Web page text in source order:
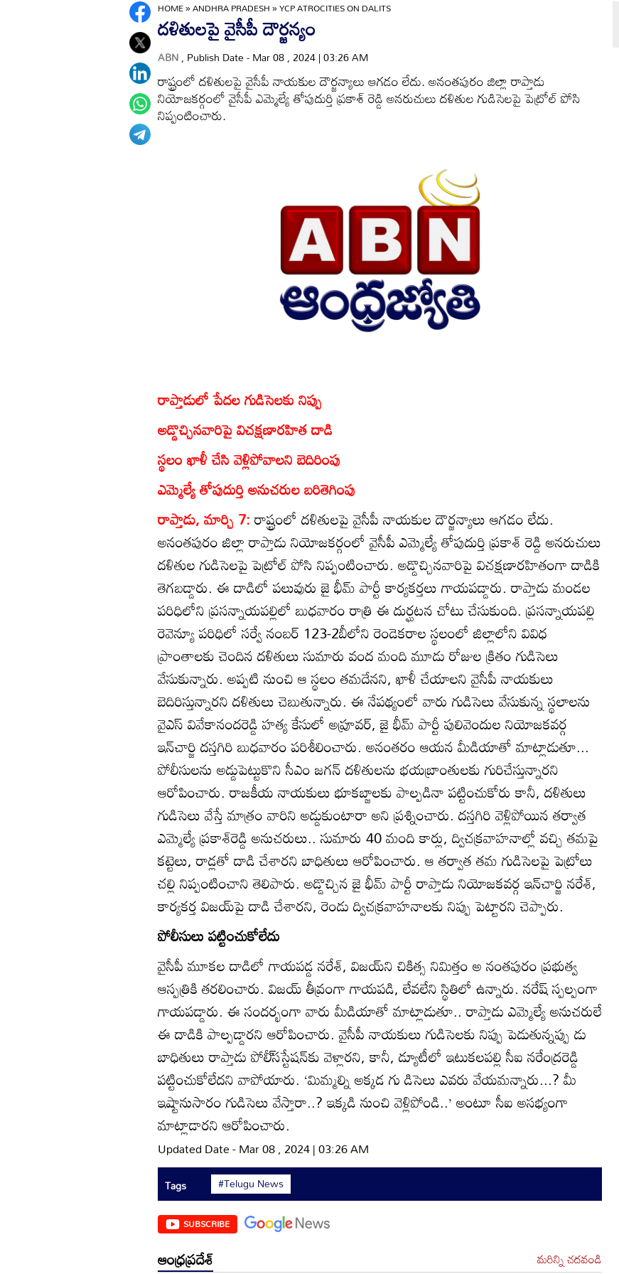
HOME»ANDHRA PRADESH»YCP ATROCITIES ON DALITS
దళితులపై వైసీపీ దౌర్జన్యం
ABN, Publish Date - Mar 08 , 2024 | 03:26 AM
రాష్ట్రంలో దళితులపై వైసీపీ నాయకుల దౌర్జన్యాలు ఆగడం లేదు. అనంతపురం జిల్లా రాప్తాడు
నియోజకర్గంలో వైసీపీ ఎమ్మెల్యే తోపుదుర్తి ప్రకాశ్‌ రెడ్డి అనరుచులు దళితుల గుడిసెలపై పెట్రోల్‌ పోసి
నిప్పంటించారు.
రాప్తాడులో పేదల గుడిసెలకు నిప్పు
అడ్డొచ్చినవారిపై విచక్షణారహిత దాడి
స్థలం ఖాళీ చేసి వెళ్లిపోవాలని బెదిరింపు
ఎమ్మెల్యే తోపుదుర్తి అనుచరుల బరితెగింపు
రాప్తాడు, మార్చి 7:రాష్ట్రంలో దళితులపై వైసీపీ నాయకుల దౌర్జన్యాలు ఆగడం లేదు.
అనంతపురం జిల్లా రాప్తాడు నియోజకర్గంలో వైసీపీ ఎమ్మెల్యే తోపుదుర్తి ప్రకాశ్‌ రెడ్డి అనరుచులు
దళితుల గుడిసెలపై పెట్రోల్‌ పోసి నిప్పంటించారు. అడ్డొచ్చినవారిపై విచక్షణారహితంగా దాడికి
తెగబడ్డారు. ఈ దాడిలో పలువురు జై భీమ్‌ పార్టీ కార్యకర్తలు గాయపడ్డారు. రాప్తాడు మండల
పరిధిలోని ప్రసన్నాయపల్లిలో బుధవారం రాత్రి ఈ దుర్ఘటన చోటు చేసుకుంది. ప్రసన్నాయపల్లి
రెవెన్యూ పరిధిలో సర్వే నంబర్‌ 123-2బీలోని రెండెకరాల స్థలంలో జిల్లాలోని వివిధ
ప్రాంతాలకు చెందిన దళితులు సుమారు వంద మంది మూడు రోజుల క్రితం గుడిసెలు
వేసుకున్నారు. అప్పటి నుంచి ఆ స్థలం తమదేనని, ఖాళీ చేయాలని వైసీపీ నాయకులు
బెదిరిస్తున్నారని దళితులు చెబుతున్నారు. ఈ నేపథ్యంలో వారు గుడిసెలు వేసుకున్న స్థలాలను
వైఎస్‌ వివేకానందరెడ్డి హత్య కేసులో అప్రూవర్‌, జై భీమ్‌ పార్టీ పులివెందుల నియోజకవర్గ
ఇన్‌చార్జి దస్తగిరి బుధవారం పరిశీలించారు. అనంతరం ఆయన మీడియాతో మాట్లాడుతూ...
పోలీసులను అడ్డుపెట్టుకొని సీఎం జగన్‌ దళితులను భయబ్రాంతులకు గురిచేస్తున్నారని
ఆరోపించారు. రాజకీయ నాయకులు భూకబ్జాలకు పాల్పడినా పట్టించుకోరు కానీ, దళితులు
గుడిసెలు వేస్తే మాత్రం వారిని అడ్డుకుంటారా అని ప్రశ్నించారు. దస్తగిరి వెళ్లిపోయిన తర్వాత
ఎమ్మెల్యే ప్రకాశ్‌రెడ్డి అనుచరులు.. సుమారు 40 మంది కార్లు, ద్విచక్రవాహనాల్లో వచ్చి తమపై
కట్టెలు, రాడ్లతో దాడి చేశారని బాధితులు ఆరోపించారు. ఆ తర్వాత తమ గుడిసెలపై పెట్రోలు
చల్లి నిప్పంటించాని తెలిపారు. అడ్డొచ్చిన జై భీమ్‌ పార్టీ రాప్తాడు నియోజకవర్గ ఇన్‌చార్జి నరేశ్‌,
కార్యకర్త విజయ్‌పై దాడి చేశారని, రెండు ద్విచక్రవాహనాలకు నిప్పు పెట్టారని చెప్పారు.
పోలీసులు పట్టించుకోలేదు
వైసీపీ మూకల దాడిలో గాయపడ్డ నరేశ్‌, విజయ్‌ని చికిత్స నిమిత్తం అ నంతపురం ప్రభుత్వ
ఆస్పత్రికి తరలించారు. విజయ్‌ తీవ్రంగా గాయపడి, లేవలేని స్థితిలో ఉన్నారు. నరేష్‌ స్పల్పంగా
గాయపడ్డారు. ఈ సందర్భంగా వారు మీడియాతో మాట్లాడుతూ.. రాప్తాడు ఎమ్మెల్యే అనుచరులే
ఈ దాడికి పాల్పడ్డారని ఆరోపించారు. వైసీపీ నాయకులు గుడిసెలకు నిప్పు పెడుతున్నప్పు డు
బాధితులు రాప్తాడు పోలీ్‌సస్టేషన్‌కు వెళ్లారని, కానీ, డ్యూటీలో ఇటుకలపల్లి సీఐ నరేంద్రరెడ్డి
పట్టించుకోలేదని వాపోయారు. ‘మిమ్మల్ని అక్కడ గు డిసెలు ఎవరు వేయమన్నారు...? మీ
ఇష్టానుసారం గుడిసెలు వేస్తారా..? ఇక్కడి నుంచి వెళ్లిపోండి..’ అంటూ సీఐ అసభ్యంగా
మాట్లాడారని ఆరోపించారు.
Updated Date - Mar 08 , 2024 | 03:26 AM
Tags #Telugu News
SUBSCRIBE
ఆంధ్రప్రదేశ్ మరిన్ని చదవండి